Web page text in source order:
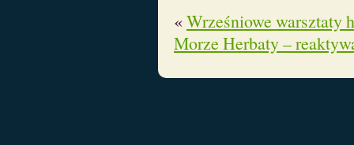
«Wrześniowe warsztaty
Morze Herbaty –